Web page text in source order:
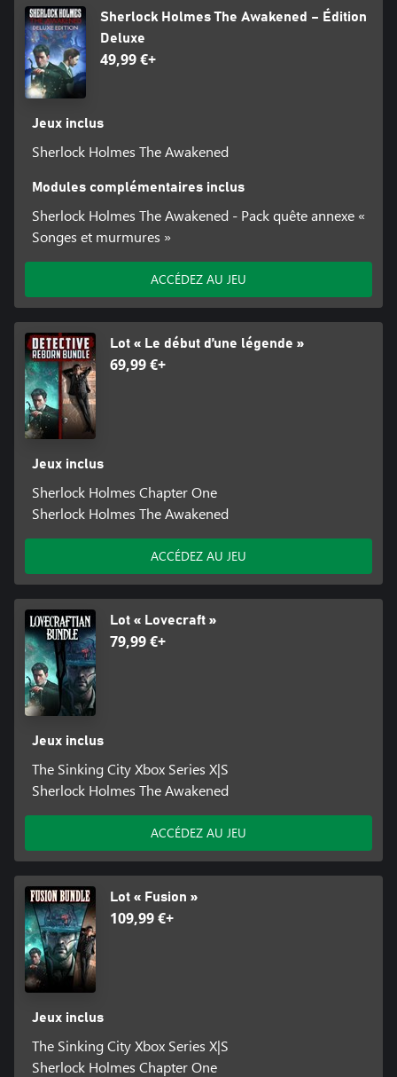
Sherlock Holmes The Awakened – Édition
Deluxe
49,99 €+
Jeux inclus
Sherlock Holmes The Awakened
Modules complémentaires inclus
Sherlock Holmes The Awakened - Pack quête annexe «
Songes et murmures »
ACCÉDEZ AU JEU
Lot « Le début d’une légende »
69,99 €+
Jeux inclus
Sherlock Holmes Chapter One
Sherlock Holmes The Awakened
ACCÉDEZ AU JEU
Lot « Lovecraft »
79,99 €+
Jeux inclus
The Sinking City Xbox Series X|S
Sherlock Holmes The Awakened
ACCÉDEZ AU JEU
Lot « Fusion »
109,99 €+
Jeux inclus
The Sinking City Xbox Series X|S
Sherlock Holmes Chapter One